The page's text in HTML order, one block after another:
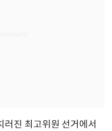
러진 최고위원 선거에서